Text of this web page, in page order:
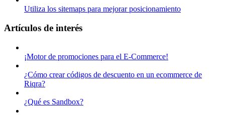
Utiliza los sitemaps para mejorar posicionamiento
Artículos de interés
¡Motor de promociones para el E-Commerce!
¿Cómo crear códigos de descuento en un ecommerce de
Riqra?
¿Qué es Sandbox?